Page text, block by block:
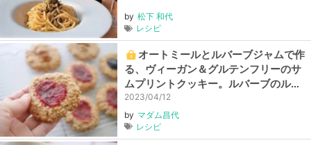
by 松下 和代
レシピ
オートミールとルバーブジャムで作
る、ヴィーガン＆グルテンフリーのサ
ムプリントクッキー。ルバーブのルビ
ー色が美しいジャムのレシピつき！
2023/04/12
by マダム昌代
レシピ